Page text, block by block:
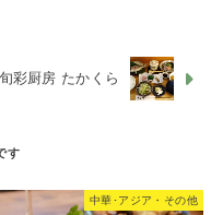
厨房 たかくら
中華･アジア・その他